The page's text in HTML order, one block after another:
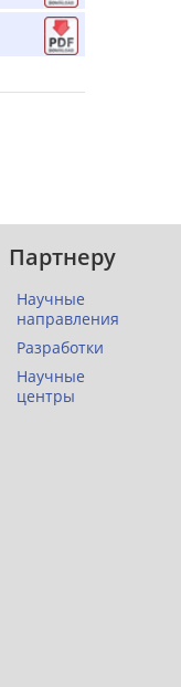
Партнеру
Научные
направления
Разработки
Научные
центры